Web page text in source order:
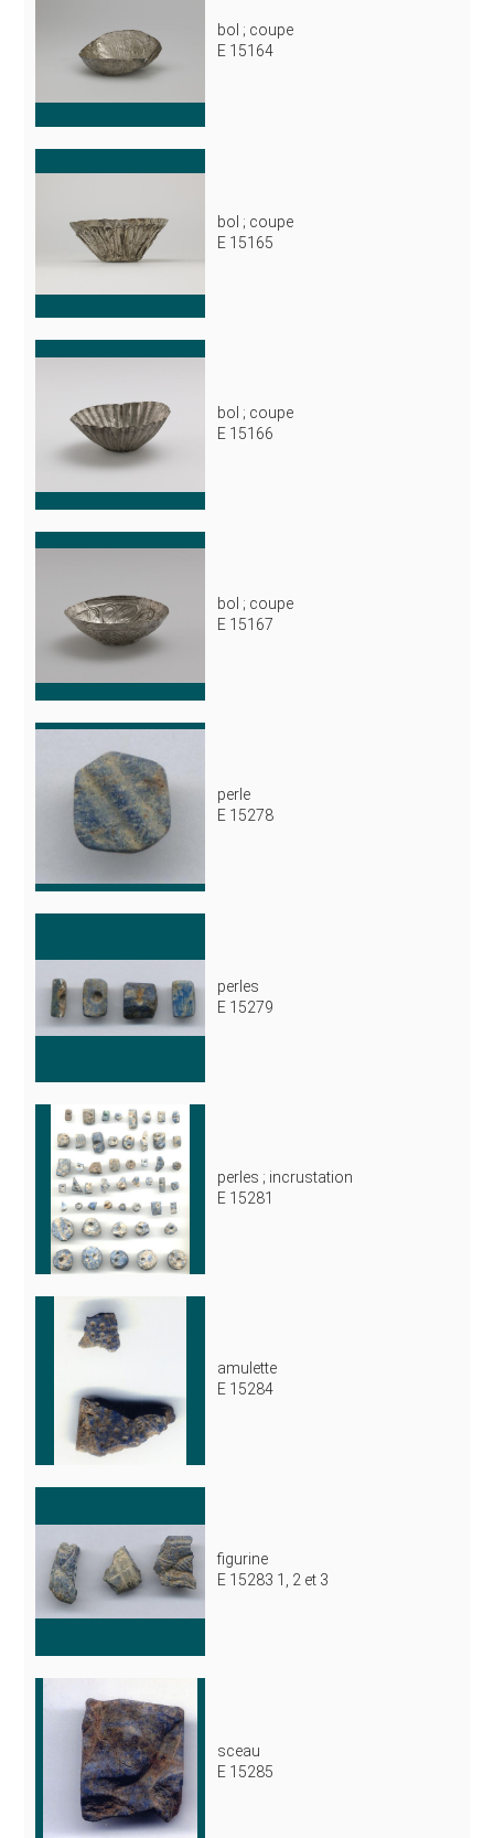
bol ; coupe
E 15164
bol ; coupe
E 15165
bol ; coupe
E 15166
bol ; coupe
E 15167
perle
E 15278
perles
E 15279
perles ; incrustation
E 15281
amulette
E 15284
figurine
E 15283 1, 2 et 3
sceau
E 15285